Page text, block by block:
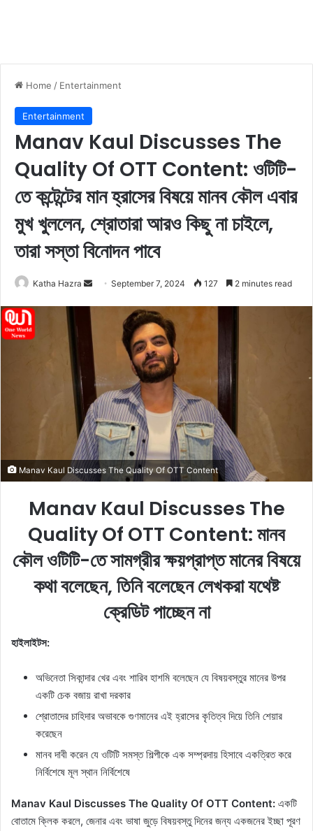
Home / Entertainment
Entertainment
Manav Kaul Discusses The
Quality Of OTT Content: ওটিটি-
তে কন্টেন্টের মান হ্রাসের বিষয়ে মানব কৌল এবার
মুখ খুললেন, শ্রোতারা আরও কিছু না চাইলে,
তারা সস্তা বিনোদন পাবে
Katha Hazra
a
n
e
m
a
i
l
September 7, 2024 127 2 minutes read
Manav Kaul Discusses The Quality Of OTT Content
Manav Kaul Discusses The
Quality Of OTT Content: মানব
কৌল ওটিটি-তে সামগ্রীর ক্ষয়প্রাপ্ত মানের বিষয়ে
কথা বলেছেন, তিনি বলেছেন লেখকরা যথেষ্ট
ক্রেডিট পাচ্ছেন না
হাইলাইটস:
অভিনেতা সিকান্দার খের এবং শারিব হাশমি বলেছেন যে বিষয়বস্তুর মানের উপর
একটি চেক বজায় রাখা দরকার
শ্রোতাদের চাহিদার অভাবকে গুণমানের এই হ্রাসের কৃতিত্ব দিয়ে তিনি শেয়ার
করেছেন
মানব দাবী করেন যে ওটিটি সমস্ত শিল্পীকে এক সম্প্রদায় হিসাবে একত্রিত করে
নির্বিশেষে মূল স্থান নির্বিশেষে
Manav Kaul Discusses The Quality Of OTT Content: একটি
বোতামে ক্লিক করলে, জেনার এবং ভাষা জুড়ে বিষয়বস্তু দিনের জন্য একজনের ইচ্ছা পূরণ